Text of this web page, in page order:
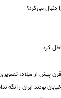
کرد
بودند ایران را